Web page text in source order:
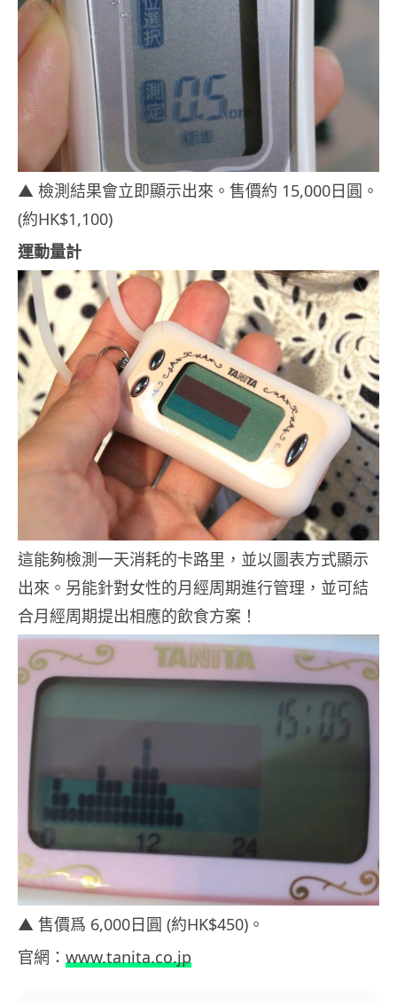
▲ 檢測結果會立即顯示出來。售價約 15,000日圓。
(約HK$1,100)
運動量計
這能夠檢測一天消耗的卡路里，並以圖表方式顯示
出來。另能針對女性的月經周期進行管理，並可結
合月經周期提出相應的飲食方案！
▲ 售價爲 6,000日圓 (約HK$450)。
官網： www.tanita.co.jp